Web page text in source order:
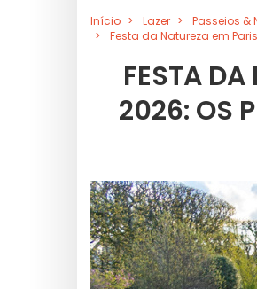
Início Lazer
Passeios &
Festa da Natureza em
FESTA
2026: OS